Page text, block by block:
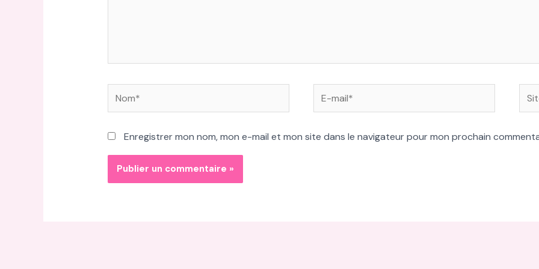
Nom*
E-
mail*
Site
Enregistrer mon nom, mon e-mail et mon site dans le navigateur pour mon prochain